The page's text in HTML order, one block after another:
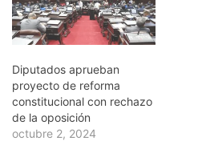
Diputados aprueban
proyecto de reforma
constitucional con rechazo
de la oposición
octubre 2, 2024